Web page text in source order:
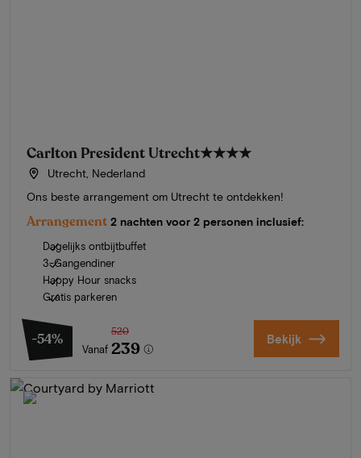
Carlton President Utrecht★★★★
Utrecht, Nederland
Ons beste arrangement om Utrecht te ontdekken!
Arrangement 2 nachten voor 2 personen inclusief:
Dagelijks ontbijtbuffet
3-Gangendiner
Happy Hour snacks
Gratis parkeren
-54%
Vanaf
520
239 Bekijk